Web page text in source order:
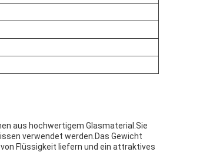
aus hochwertigem Glasmaterial.Sie
verwendet werden.Das Gewicht
Flüssigkeit liefern und ein attraktives